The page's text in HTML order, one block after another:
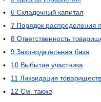
6 Складочный капитал
7 Порядок распределения
8 Ответственность
9 Законодательная база
10 Выбытие участника
11 Ликвидация
12 См. также